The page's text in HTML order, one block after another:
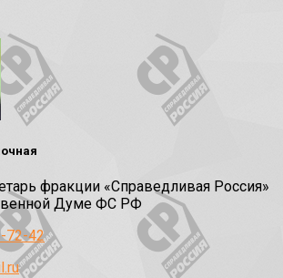
фракции «Справедливая Россия»
Думе ФС РФ
72-42